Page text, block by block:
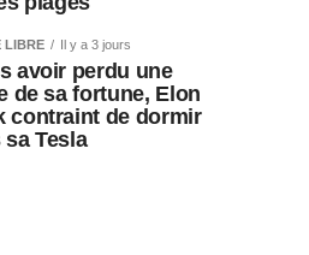
LIBRE Il y a 3 jours
avoir perdu une
de sa fortune, Elon
contraint de dormir
sa Tesla